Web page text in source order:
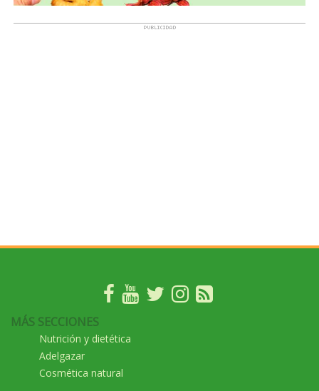
MÁS SECCIONES
Nutrición y dietética
Adelgazar
Cosmética natural